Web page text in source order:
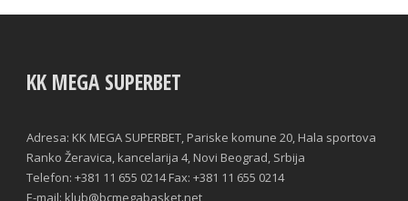
KK MEGA SUPERBET
Adresa: KK MEGA SUPERBET, Pariske komune 20, Hala sportova
Ranko Žeravica, kancelarija 4, Novi Beograd, Srbija
Telefon: +381 11 655 0214 Fax: +381 11 655 0214
E-mail: klub@bcmegabasket.net